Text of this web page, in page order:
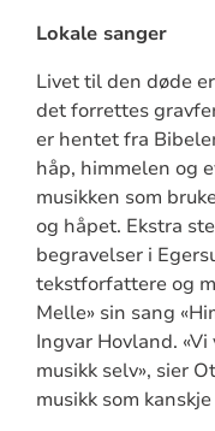
Lokale sanger
Livet til den døde
det forrettes
er hentet fra
håp, himmelen og
musikken som
og håpet. Ekstra
begravelser i
tekstforfattere og
Melle» sin sang
Ingvar Hovland.
musikk selv», sier
musikk som